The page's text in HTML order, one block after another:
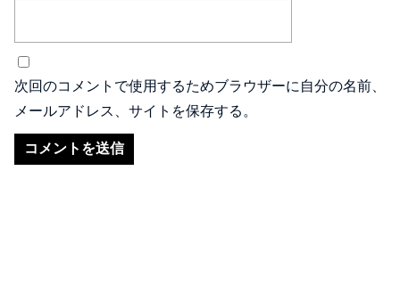
次回のコメントで使用するためブラウザーに自分の名前、
メールアドレス、サイトを保存する。